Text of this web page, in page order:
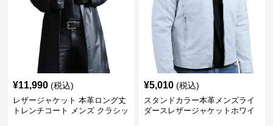
¥11,990 (税込)
レザージャケット 本革ロング丈
トレンチコート メンズ クラシッ
¥5,010 (税込)
スタンドカラー本革メンズライ
ダースレザージャケットホワイ